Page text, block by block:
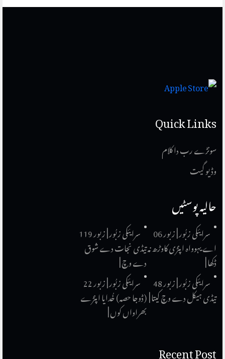
Quick Links
سونڑے رب دا کلام
وڈیو گیت
حالیہ پوسٹیں
سرایئکی زبُور | زبور 119
تیڈی نجات دے شوق
دے وچ |
سرایئکی زبُور | زبور 06
اے یہوواہ اپنڑی کاوڑھ نہ
ڈکھا |
سرایئکی زبُور | زبور 22
(ڈوجا حصہ) خُدایا اپنڑے
بھراواں کوں |
سرایئکی زبُور | زبور 48
تیڈی ہیکل دے وچ کیتا |
Recent Post